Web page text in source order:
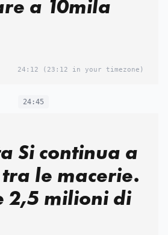
a 10mila
24:12 (23:12 in your timezone)
24:45
a
le macerie.
2,5 milioni di